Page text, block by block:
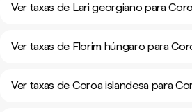
Ver taxas de Lari georgiano para
Ver taxas de Florim húngaro para
Ver taxas de Coroa islandesa para